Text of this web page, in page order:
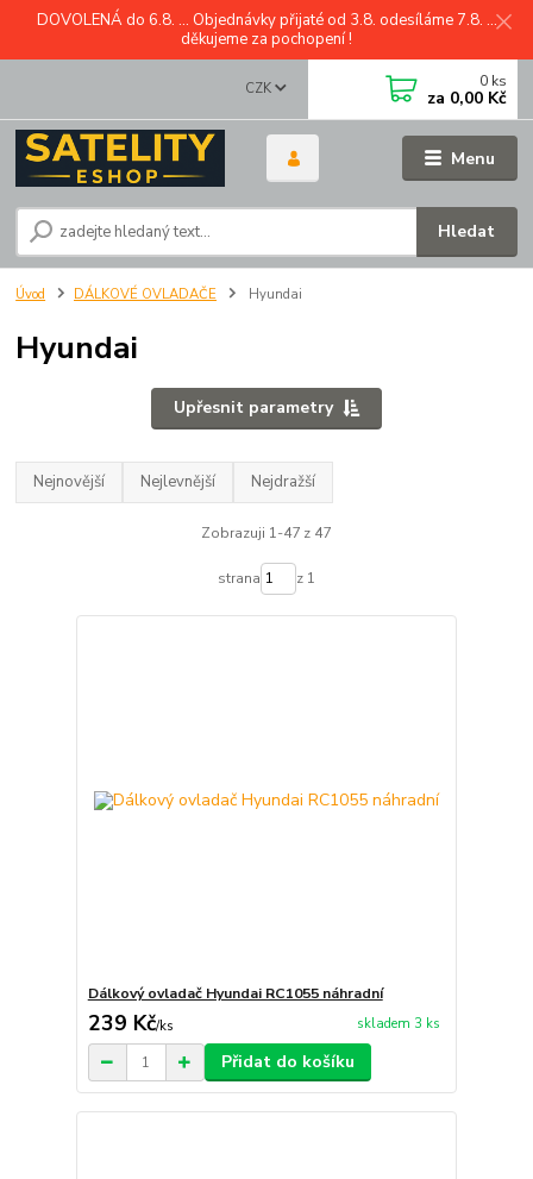
DOVOLENÁ do 6.8. ... Objednávky přijaté od 3.8. odesíláme 7.8. ...
děkujeme za pochopení !
Menu
CZK
Hledat
0 ks
za 0,00 Kč
Úvod DÁLKOVÉ OVLADAČE Hyundai
Hyundai
Upřesnit parametry
Nejnovější Nejlevnější Nejdražší
Zobrazuji 1-47 z 47
strana z 1
Dálkový ovladač Hyundai RC1055 náhradní
239 Kč/ks skladem 3 ks
Přidat do košíku